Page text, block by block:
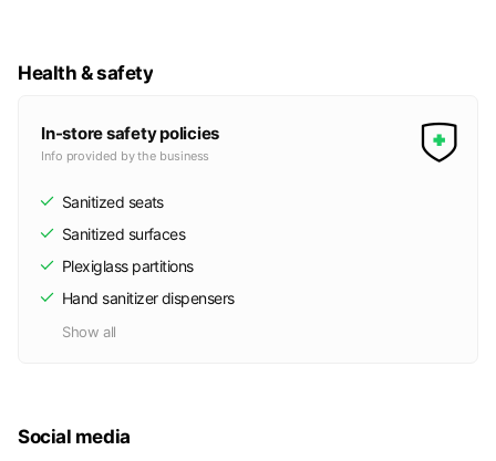
Health & safety
In-store safety policies
Info provided by the business
Sanitized seats
Sanitized surfaces
Plexiglass partitions
Hand sanitizer dispensers
Show all
Social media